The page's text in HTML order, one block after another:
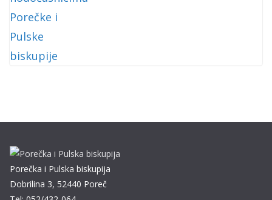
Porečka i Pulska biskupija
Dobrilina 3, 52440 Poreč